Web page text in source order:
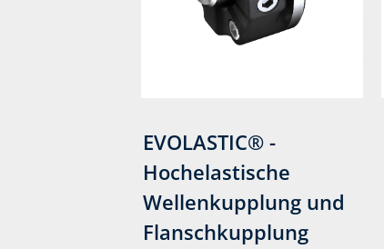
EVOLASTIC® -
Hochelastische
Wellenkupplung und
Flanschkupplung